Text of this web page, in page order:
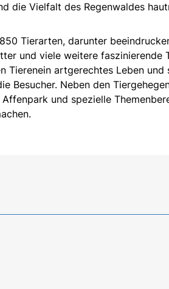
die Vielfalt des Regenwaldes
Tierarten, darunter
und viele weitere faszinierende
Tierenein artgerechtes Leben
Besucher. Neben den
und spezielle